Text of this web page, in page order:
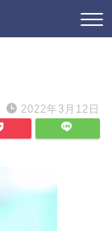
2022年3月12日